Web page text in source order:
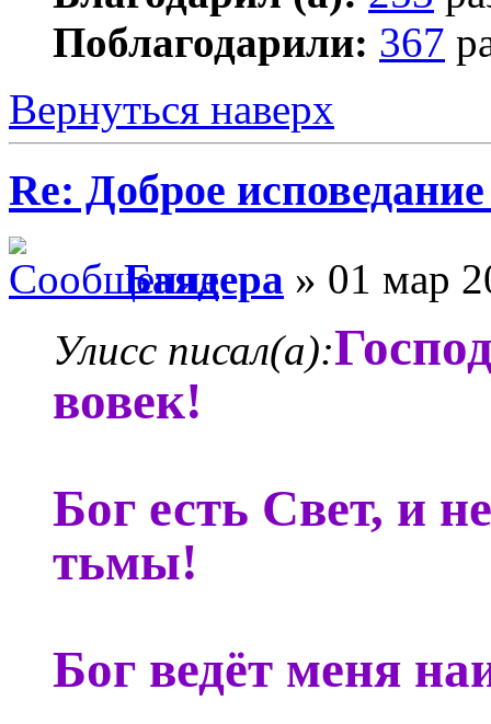
Поблагодарили: 367
Вернуться наверх
Re: Доброе
Баядера » 01 мар
Улисс писал(а):
вовек!
Бог есть Свет, и
тьмы!
Бог ведёт меня